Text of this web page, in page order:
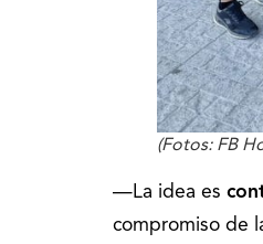
(Fotos: FB
—La idea es
compromiso de